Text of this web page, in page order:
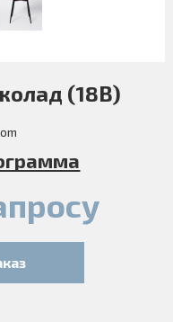
(18B)